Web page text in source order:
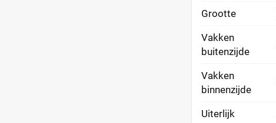
Grootte
Vakken
buitenzijde
Vakken
binnenzijde
Uiterlijk